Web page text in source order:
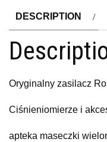
DESCRIPTION
Oryginalny zasilacz
Ciśnieniomierze i
apteka maseczki